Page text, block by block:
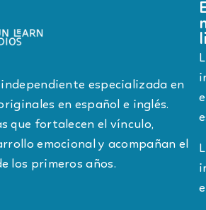
especializada en
en español e inglés.
que fortalecen el vínculo,
emocional y acompañan el
los primeros años.